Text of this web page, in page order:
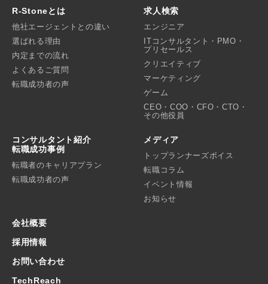
R-Stoneとは
他社エージェントとの違い
選ばれる理由
内定までの流れ
よくあるご質問
転職成功者の声
求人検索
エンジニア
ITコンサルタント・PMO・
プリセールス
クリエイティブ
マーケティング
ゲーム
CEO・COO・CFO・CTO・
その他役員
コンサルタント紹介
転職成功事例
転職者のキャリアプラン
転職成功者の声
メディア
トップランナーズボイス
転職コラム
イベント情報
お知らせ
会社概要
採用情報
お問い合わせ
TechReach